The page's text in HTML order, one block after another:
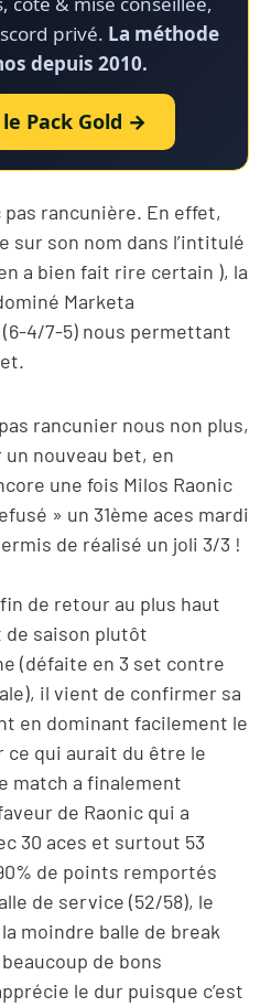
privé. La méthode
depuis 2010.
Pack Gold →
pas rancunière. En effet,
sur son nom dans l’intitulé
a bien fait rire certain ), la
Marketa
4/7-5) nous permettant
rancunier nous non plus,
nouveau bet, en
une fois Milos Raonic
» un 31ème aces mardi
de réalisé un joli 3/3 !
de retour au plus haut
de saison plutôt
(défaite en 3 set contre
il vient de confirmer sa
en dominant facilement le
ce qui aurait du être le
match a finalement
de Raonic qui a
30 aces et surtout 53
de points remportés
de service (52/58), le
moindre balle de break
de bons
le dur puisque c’est